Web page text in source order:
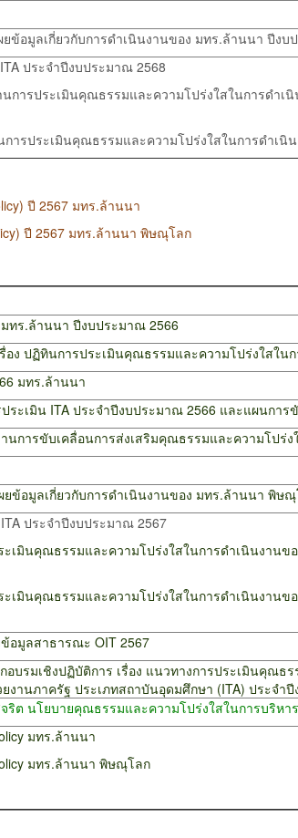
ยข้อมูลเกี่ยวกับการดำเนินงานของ มทร.ล้านนา ปีงบ
ประจำปีงบประมาณ 2568
การประเมินคุณธรรมและความโปร่งใสในการดำเ
ารประเมินคุณธรรมและความโปร่งใสในการดำเ
ปี 2567 มทร.ล้านนา
ปี 2567 มทร.ล้านนา พิษณุโลก
ทร.ล้านนา ปีงบประมาณ 2566
อง ปฏิทินการประเมินคุณธรรมและความโปร่งใสใน
มทร.ล้านนา
ระเมิน ITA ประจำปีงบประมาณ 2566 และแผนกา
นการขับเคลื่อนการส่งเสริมคุณธรรมและความโปร่
ยข้อมูลเกี่ยวกับการดำเนินงานของ มทร.ล้านนา พิษ
ประจำปีงบประมาณ 2567
เมินคุณธรรมและความโปร่งใสในการดำเนินงานข
เมินคุณธรรมและความโปร่งใสในการดำเนินงานข
ข้อมูลสาธารณะ OIT 2567
อบรมเชิงปฏิบัติการ เรื่อง แนวทางการประเมินคุณ
งานภาครัฐ ประเภทสถาบันอุดมศึกษา (ITA) ประจ
ริต นโยบายคุณธรรมและความโปร่งใสในการบริ
มทร.ล้านนา
มทร.ล้านนา พิษณุโลก